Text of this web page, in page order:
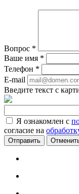
Вопрос *
Ваше имя *
Телефон *
E-mail
Введите текст с
Я ознакомлен с
согласие на